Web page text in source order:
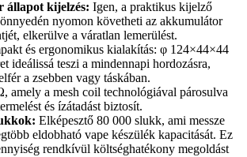
állapot kijelzés: Igen, a praktikus kijelző
nyomon követheti az akkumulátor
elkerülve a váratlan lemerülést.
és ergonomikus kialakítás: φ 124×44×44
ideálissá teszi a mindennapi hordozásra,
a zsebben vagy táskában.
amely a mesh coil technológiával párosulva
és ízátadást biztosít.
Elképesztő 80 000 slukk, ami messze
eldobható vape készülék kapacitását. Ez
rendkívül költséghatékony megoldást